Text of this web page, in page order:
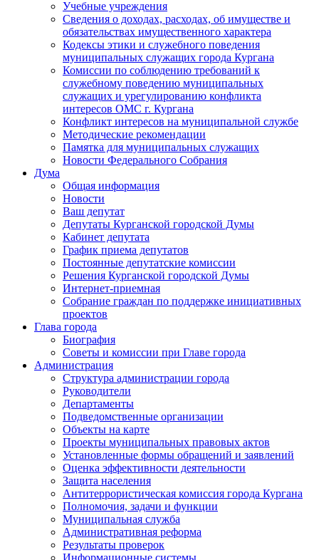
Учебные учреждения
Сведения о доходах, расходах, об имуществе и
обязательствах имущественного характера
Кодексы этики и служебного поведения
муниципальных служащих города Кургана
Комиссии по соблюдению требований к
служебному поведению муниципальных
служащих и урегулированию конфликта
интересов ОМС г. Кургана
Конфликт интересов на муниципальной службе
Методические рекомендации
Памятка для муниципальных служащих
Новости Федерального Cобрания
Дума
Общая информация
Новости
Ваш депутат
Депутаты Курганской городской Думы
Кабинет депутата
График приема депутатов
Постоянные депутатские комиссии
Решения Курганской городской Думы
Интернет-приемная
Собрание граждан по поддержке инициативных
проектов
Глава города
Биография
Советы и комиссии при Главе города
Администрация
Структура администрации города
Руководители
Департаменты
Подведомственные организации
Объекты на карте
Проекты муниципальных правовых актов
Установленные формы обращений и заявлений
Оценка эффективности деятельности
Защита населения
Антитеррористическая комиссия города Кургана
Полномочия, задачи и функции
Муниципальная служба
Административная реформа
Результаты проверок
Информационные системы